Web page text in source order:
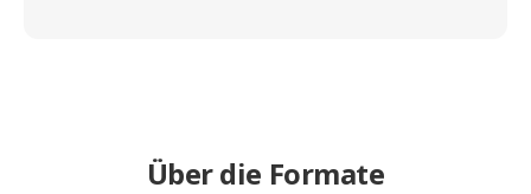
Über die Formate